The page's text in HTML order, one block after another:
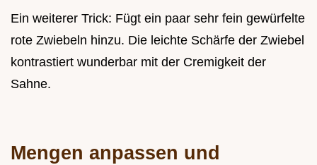
Ein weiterer Trick: Fügt ein paar sehr fein gewürfelte
rote Zwiebeln hinzu. Die leichte Schärfe der Zwiebel
kontrastiert wunderbar mit der Cremigkeit der
Sahne.
Mengen anpassen und